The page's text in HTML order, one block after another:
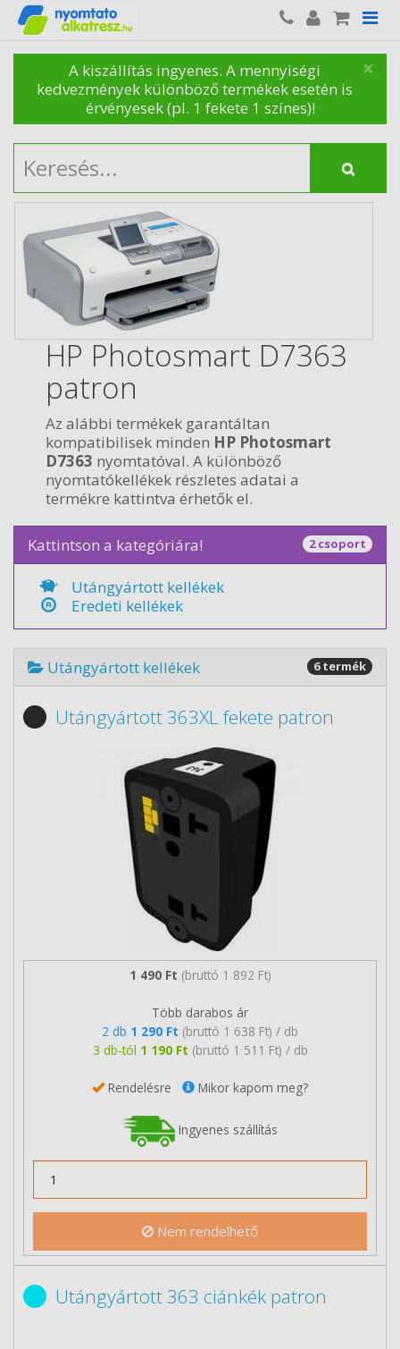
×
A kiszállítás ingyenes. A mennyiségi
kedvezmények különböző termékek esetén is
érvényesek (pl. 1 fekete 1 színes)!
HP Photosmart D7363
patron
Az alábbi termékek garantáltan
kompatibilisek minden HP Photosmart
D7363 nyomtatóval. A különböző
nyomtatókellékek részletes adatai a
termékre kattintva érhetők el.
Kattintson a kategóriára! 2 csoport
Utángyártott kellékek
Eredeti kellékek
Utángyártott kellékek 6 termék
Utángyártott 363XL fekete patron
1 490 Ft (bruttó 1 892 Ft)
Több darabos ár
2 db 1 290 Ft (bruttó 1 638 Ft) / db
3 db-tól 1 190 Ft (bruttó 1 511 Ft) / db
Rendelésre Mikor kapom meg?
Ingyenes szállítás
Nem rendelhető
Utángyártott 363 ciánkék patron